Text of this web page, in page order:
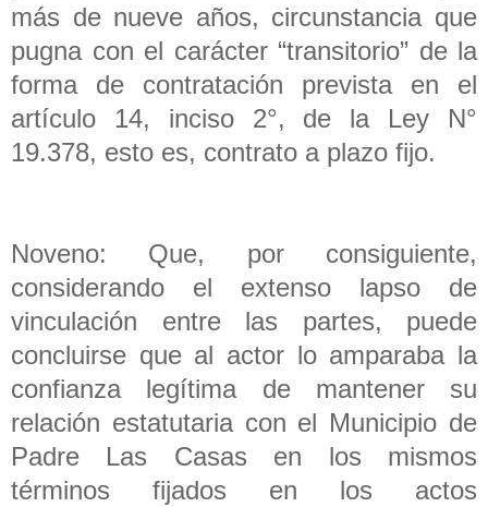
más de nueve años, circunstancia que
pugna con el carácter “transitorio” de la
forma de contratación prevista en el
artículo 14, inciso 2°, de la Ley N°
19.378, esto es, contrato a plazo fijo.
Noveno: Que, por consiguiente,
considerando el extenso lapso de
vinculación entre las partes, puede
concluirse que al actor lo amparaba la
confianza legítima de mantener su
relación estatutaria con el Municipio de
Padre Las Casas en los mismos
términos fijados en los actos